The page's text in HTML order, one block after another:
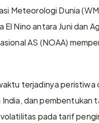
Meteorologi Dunia
Nino antara Juni dan
AS (NOAA)
terjadinya
dan
pada tarif